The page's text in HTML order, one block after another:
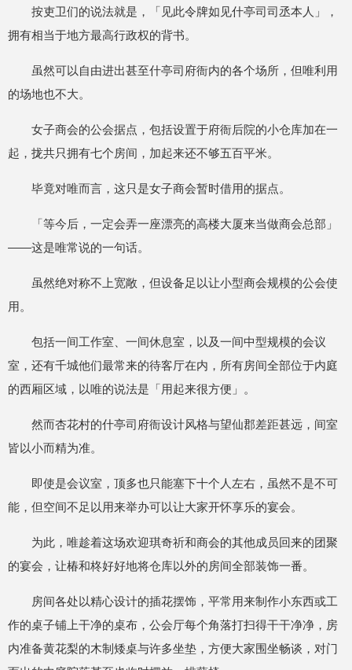
按吏卫们的说法就是，「见此令牌如见什亭司司丞本人」，
拥有相当于地方最高行政权的背书。
虽然可以自由进出甚至什亭司府衙内的各个场所，但唯利用
的场地也不大。
女子商会的公会据点，包括设置于府衙后院的小仓库加在一
起，拢共只拥有七个房间，加起来还不够五百平米。
毕竟对唯而言，这只是女子商会暂时借用的据点。
「等今后，一定会弄一座漂亮的高楼大厦来当做商会总部」
——这是唯常说的一句话。
虽然绝对称不上宽敞，但设备足以让小型商会规模的公会使
用。
包括一间工作室、一间休息室，以及一间中型规模的会议
室，还有千城他们最常来的待客厅在内，所有房间全部位于内庭
的西厢区域，以唯的说法是「用起来很方便」。
然而杏花村的什亭司府衙设计风格与望仙郡差距甚远，间室
皆以小而精为准。
即使是会议室，顶多也只能塞下十个人左右，虽然不是不可
能，但空间不足以用来举办可以让大家开怀享乐的宴会。
为此，唯趁着这场欢迎琪奇祈和商会的其他成员回来的团聚
的宴会，让椿和柊好好地将仓库以外的房间全部装饰一番。
房间各处以精心设计的插花摆饰，平常用来制作小东西或工
作的桌子铺上干净的桌布，公会厅每个角落打扫得干干净净，房
内准备黄花梨的木制矮桌与许多坐垫，方便大家围坐畅谈，对门